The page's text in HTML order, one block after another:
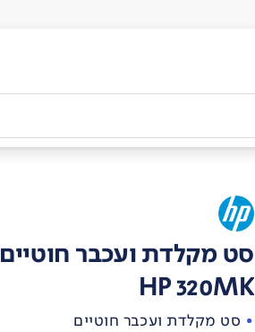
סט מקלדת ועכבר חוטיים HP
HP 320MK
סט מקלדת ועכבר חוטיים